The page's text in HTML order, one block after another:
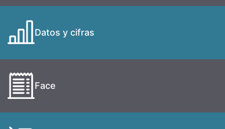
Datos y cifras
Face